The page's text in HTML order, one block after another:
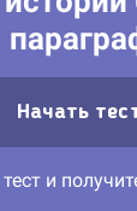
Начать
и